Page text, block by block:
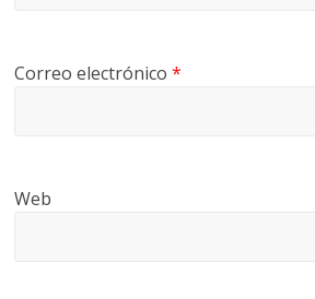
Correo electrónico*
Web